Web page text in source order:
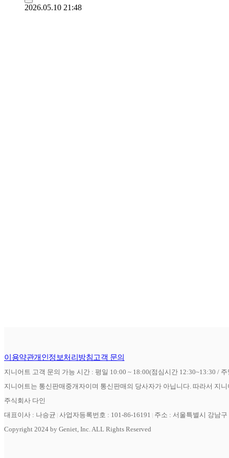
2026.05.10 21:48
이용약관개인정보처리방침고객 문의
지니어트 고객 문의 가능 시간 : 평일 10:00 ~ 18:00(점심시간 12:30~13:30 /
지니어트는 통신판매중개자이며 통신판매의 당사자가 아닙니다. 따라서 지
주식회사 다인
대표이사 : 나승균 사업자등록번호 : 101-86-16191
주소 : 서울특별시 강남
Copyright 2024 by Geniet, Inc. ALL Rights Reserved